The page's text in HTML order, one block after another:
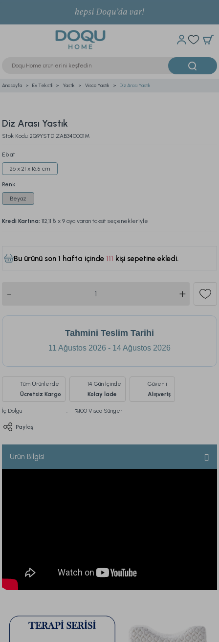
Anasayfa Ev Tekstili Yastık Visco Yastık Diz Arası Yastık
Diz Arası Yastık
Stok Kodu: 2Q9YSTDIZAB340001M
Ebat
26 x 21 x 16,5 cm
Renk
Beyaz
Kredi Kartına: 112,11 ₺ x 9 aya varan taksit seçenekleriyle
Bu ürünü son 1 hafta içinde 111 kişi sepetine ekledi.
Tahmini Teslim Tarihi
11 Ağustos 2026 - 14 Ağustos 2026
Tüm Ürünlerde
Ücretsiz Kargo
14 Gün İçinde
Kolay İade
Güvenli
Alışveriş
İç Dolgu %100 Visco Sünger
Paylaş
Ürün Bilgisi